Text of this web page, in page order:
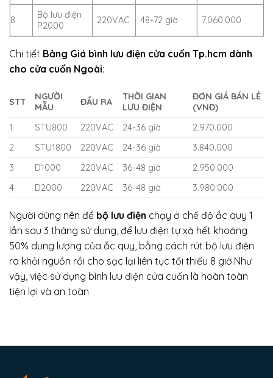
8
Bộ lưu điện
P2000
220VAC 48-72 giờ 7.060.000
Chi tiết Bảng Giá bình lưu điện cửa cuốn Tp.hcm dành
cho cửa cuốn Ngoài:
STT
NGƯỜI
MẪU
ĐẦU RA
THỜI GIAN
LƯU ĐIỆN
ĐƠN GIÁ BÁN LẺ
(VNĐ)
1
STU800 220VAC 24-36 giờ
2.970.000
2
STU1800 220VAC 24-36 giờ
3.840.000
3
D1000 220VAC 36-48 giờ
2.950.000
4
D2000 220VAC 36-48 giờ 3.980.000
Người dùng nên để bộ lưu điện chạy ở chế độ ắc quy 1
lần sau 3 tháng sử dụng, để lưu điện tự xả hết khoảng
50% dung lượng của ắc quy, bằng cách rút bộ lưu điện
ra khỏi nguồn rồi cho sạc lại liên tục tối thiểu 8 giờ.Như
vậy, việc sử dụng bình lưu điện cửa cuốn là hoàn toàn
tiện lợi và an toàn